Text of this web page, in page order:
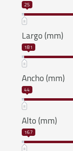
25
Largo (mm)
181
Ancho (mm)
44
Alto (mm)
167